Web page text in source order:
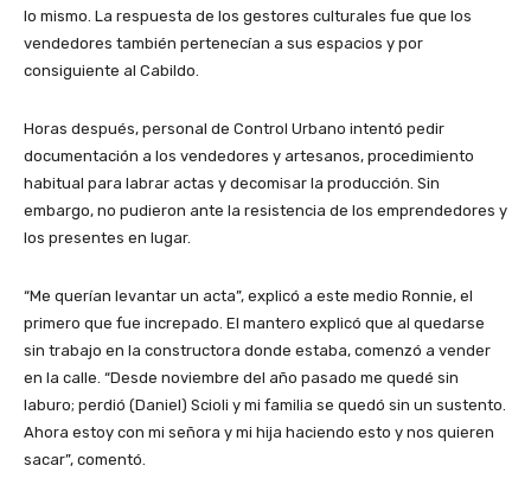
lo mismo. La respuesta de los gestores culturales fue que los
vendedores también pertenecían a sus espacios y por
consiguiente al Cabildo.
Horas después, personal de Control Urbano intentó pedir
documentación a los vendedores y artesanos, procedimiento
habitual para labrar actas y decomisar la producción. Sin
embargo, no pudieron ante la resistencia de los emprendedores y
los presentes en lugar.
“Me querían levantar un acta”, explicó a este medio Ronnie, el
primero que fue increpado. El mantero explicó que al quedarse
sin trabajo en la constructora donde estaba, comenzó a vender
en la calle. “Desde noviembre del año pasado me quedé sin
laburo; perdió (Daniel) Scioli y mi familia se quedó sin un sustento.
Ahora estoy con mi señora y mi hija haciendo esto y nos quieren
sacar”, comentó.